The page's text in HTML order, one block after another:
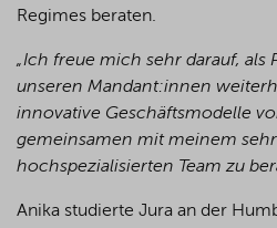
Regimes beraten.
„Ich freue mich sehr darauf, als
unseren Mandant:innen
innovative Geschäftsmodelle
gemeinsamen mit meinem
hochspezialisierten Team zu
Anika studierte Jura an der